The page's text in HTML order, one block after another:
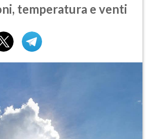
temperatura e venti